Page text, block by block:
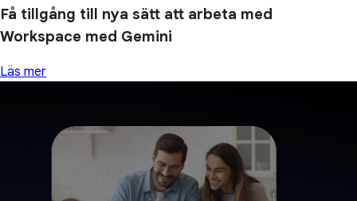
Få tillgång till nya sätt att arbeta med
Workspace med Gemini
Läs mer